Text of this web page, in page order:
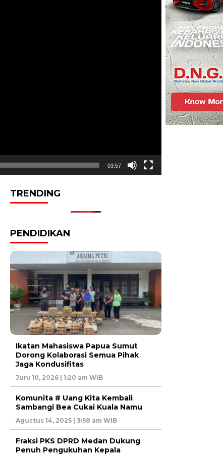
03:57
TRENDING
PENDIDIKAN
Ikatan Mahasiswa Papua Sumut
Dorong Kolaborasi Semua Pihak
Jaga Kondusifitas
Juni 10, 2026 | 1:20 am WIB
Komunita # Uang Kita Kembali
Sambangi Bea Cukai Kuala Namu
Agustus 14, 2025 | 3:58 am WIB
Fraksi PKS DPRD Medan Dukung
Penuh Pengukuhan Kepala